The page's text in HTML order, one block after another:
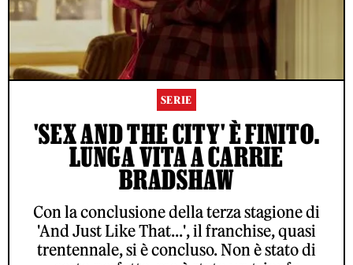
SERIE
'SEX AND THE CITY' È FINITO.
LUNGA VITA A CARRIE
BRADSHAW
Con la conclusione della terza stagione di
'And Just Like That...', il franchise, quasi
trentennale, si è concluso. Non è stato di